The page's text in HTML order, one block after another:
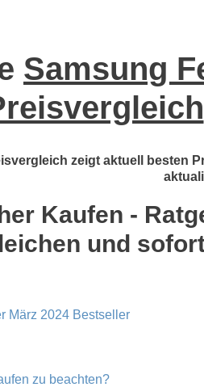
Samsung
zeigt aktuell besten
Kaufen -
und
März 2024 Bestseller
zu beachten?